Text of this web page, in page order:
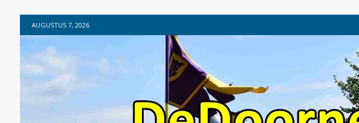
AUGUSTUS 7, 2026